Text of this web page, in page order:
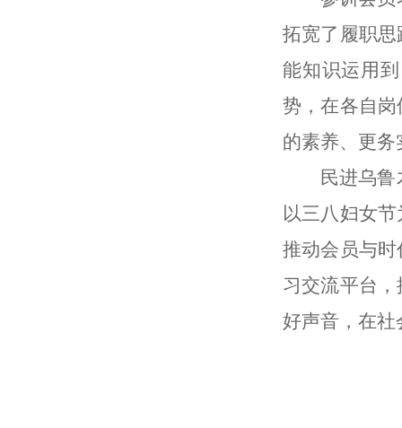
拓宽了履职
能知识运用
势，在各自
的素养、更
民进乌
以三八妇女
推动会员与
习交流平台
好声音，在社